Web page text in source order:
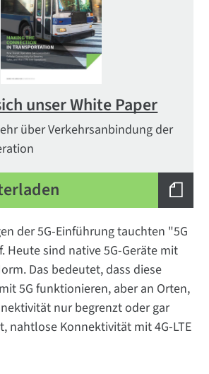
unser White Paper
über Verkehrsanbindung der
der 5G-Einführung tauchten "5G
Heute sind native 5G-Geräte mit
Das bedeutet, dass diese
5G funktionieren, aber an Orten,
nur begrenzt oder gar
nahtlose Konnektivität mit 4G-LTE